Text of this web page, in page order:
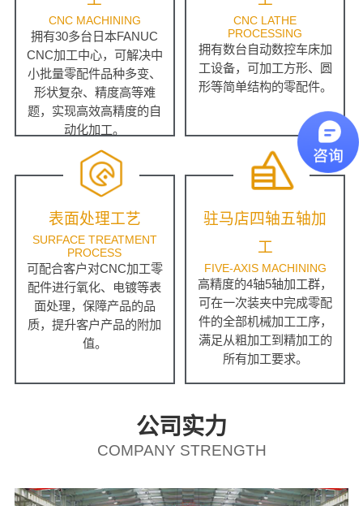
CNC MACHINING
拥有30多台日本FANUC
CNC加工中心，可解决中
小批量零配件品种多变、
形状复杂、精度高等难
题，实现高效高精度的自
动化加工。
CNC LATHE
PROCESSING
拥有数台自动数控车床加
工设备，可加工方形、圆
形等简单结构的零配件。
表面处理工艺
SURFACE TREATMENT
PROCESS
可配合客户对CNC加工零
配件进行氧化、电镀等表
面处理，保障产品的品
质，提升客户产品的附加
值。
驻马店四轴五轴加
工
FIVE-AXIS MACHINING
高精度的4轴5轴加工群，
可在一次装夹中完成零配
件的全部机械加工工序，
满足从粗加工到精加工的
所有加工要求。
公司实力
COMPANY STRENGTH